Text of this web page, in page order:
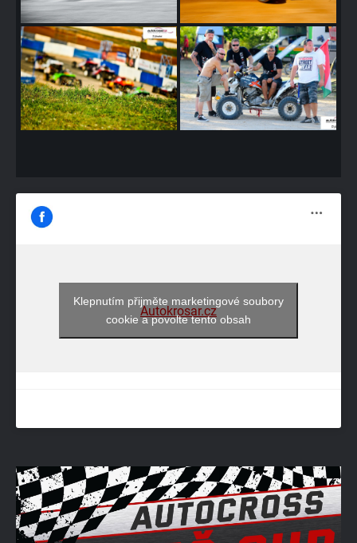
Autokrosar.cz
Klepnutím přijměte marketingové soubory
cookie a povolte tento obsah